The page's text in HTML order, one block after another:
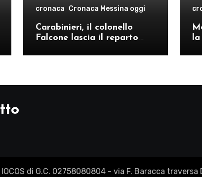
cronaca Cronaca Messina oggi
Carabinieri, il colonello
Falcone lascia il reparto
comando provinciale di
di G.C. 02758080804 - via F. Baracca traversa